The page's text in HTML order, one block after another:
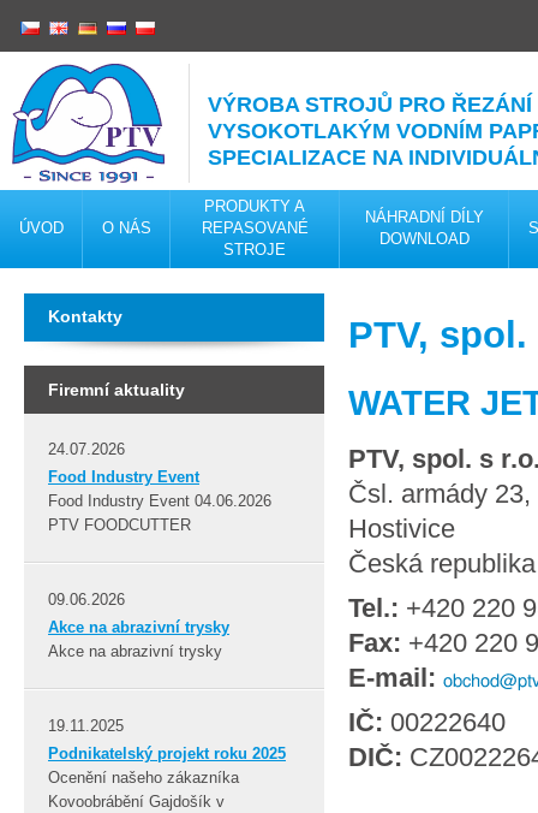
VÝROBA STROJŮ PRO ŘEZÁNÍ
VYSOKOTLAKÝM VODNÍM
SPECIALIZACE NA
ÚVOD O NÁS
PRODUKTY A
REPASOVANÉ
STROJE
NÁHRADNÍ DÍLY
DOWNLOAD
Kontakty
Firemní aktuality
24.07.2026
Food Industry Event
Food Industry Event 04.06.2026
PTV FOODCUTTER
09.06.2026
Akce na abrazivní trysky
Akce na abrazivní trysky
19.11.2025
Podnikatelský projekt roku 2025
Ocenění našeho zákazníka
Kovoobrábění Gajdošík v
PTV,
WATER
PTV, spol. s
Čsl. armády 23,
Hostivice
Česká republika
Tel.: +420 220
Fax: +420 220
E-mail:
IČ: 00222640
DIČ: